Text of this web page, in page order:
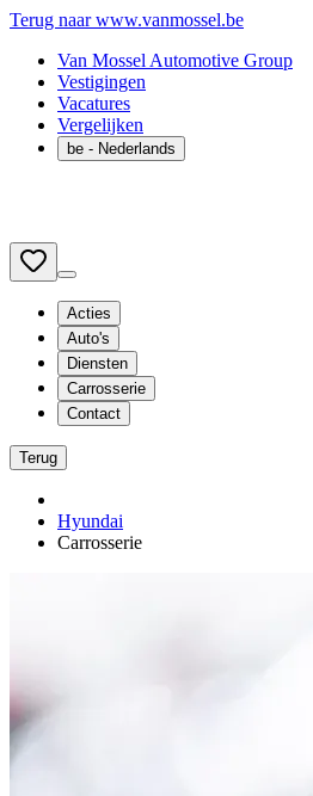
Terug naar www.vanmossel.be
Van Mossel Automotive Group
Vestigingen
Vacatures
Vergelijken
be - Nederlands
Acties
Auto's
Diensten
Carrosserie
Contact
Terug
Hyundai
Carrosserie